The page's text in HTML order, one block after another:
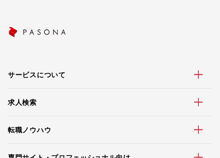
サービスについて
求人検索
転職ノウハウ